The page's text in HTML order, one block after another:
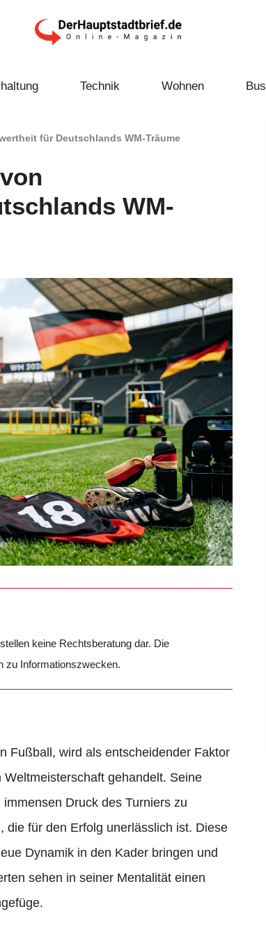
Technik Wohnen
für Deutschlands WM-Träume
WM-
keine Rechtsberatung dar. Die
zu Informationszwecken.
Fußball, wird als entscheidender Faktor
gehandelt. Seine
Druck des Turniers zu
die für den Erfolg unerlässlich ist. Diese
Dynamik in den Kader bringen und
sehen in seiner Mentalität einen